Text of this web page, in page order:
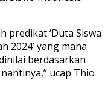
predikat ‘Duta Siswa
2024’ yang mana
berdasarkan
ucap Thio